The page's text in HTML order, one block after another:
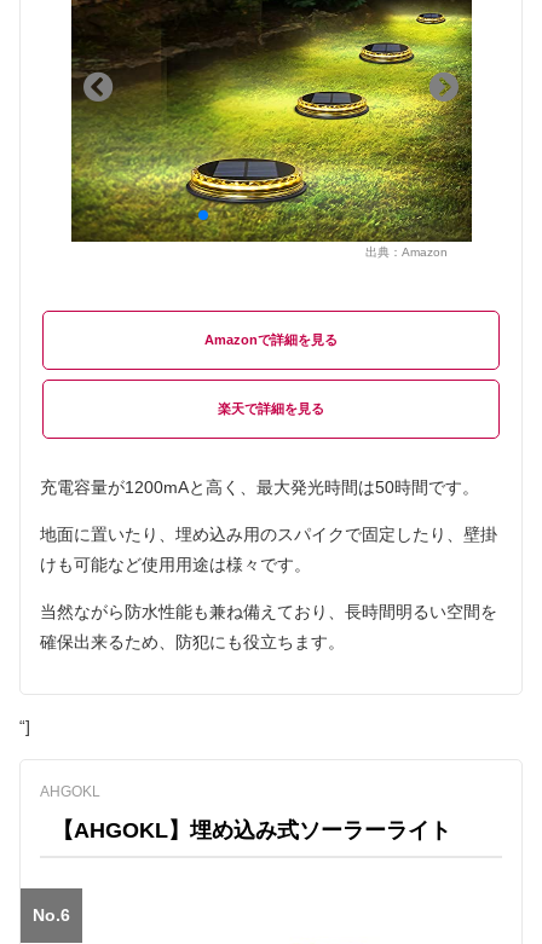
出典： Amazon
Amazon
楽天
充電容量が1200mAと高く、最大発光時間は50時間です。
地面に置いたり、埋め込み用のスパイクで固定したり、壁掛
けも可能など使用用途は様々です。
当然ながら防水性能も兼ね備えており、長時間明るい空間を
確保出来るため、防犯にも役立ちます。
“]
AHGOKL
【AHGOKL】埋め込み式ソーラーライト
No.6